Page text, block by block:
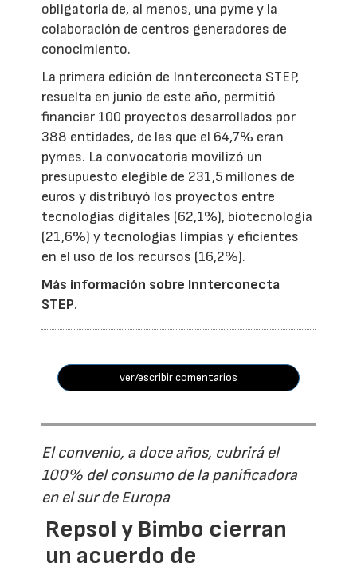
obligatoria de, al menos, una pyme y la
colaboración de centros generadores de
conocimiento.
La primera edición de Innterconecta STEP,
resuelta en junio de este año, permitió
financiar 100 proyectos desarrollados por
388 entidades, de las que el 64,7% eran
pymes. La convocatoria movilizó un
presupuesto elegible de 231,5 millones de
euros y distribuyó los proyectos entre
tecnologías digitales (62,1%), biotecnología
(21,6%) y tecnologías limpias y eficientes
en el uso de los recursos (16,2%).
Más información sobre Innterconecta
STEP.
ver/escribir comentarios
El convenio, a doce años, cubrirá el
100% del consumo de la panificadora
en el sur de Europa
Repsol y Bimbo cierran
un acuerdo de